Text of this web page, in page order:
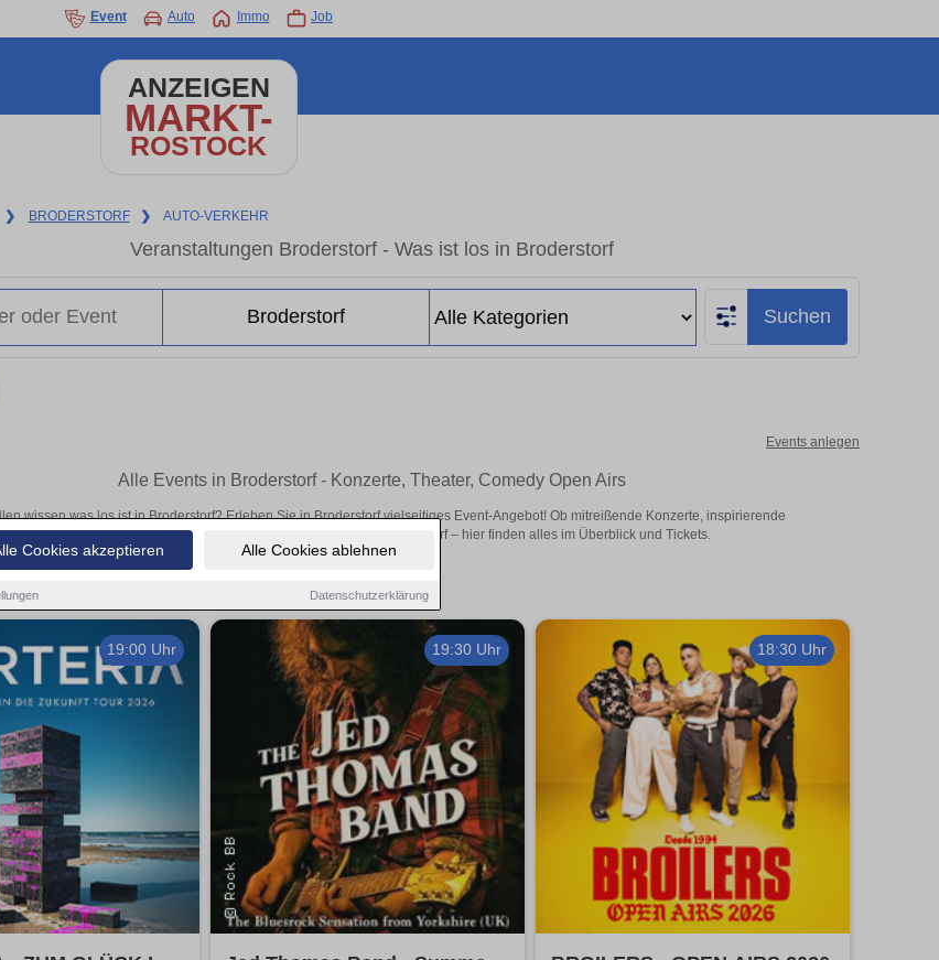
Cookies akzeptieren Alle Cookies ablehnen
Datenschutzerklärung
Event Auto Immo Job
ANZEIGEN
MARKT-
ROSTOCK
❯ BRODERSTORF ❯ AUTO-VERKEHR
Veranstaltungen Broderstorf - Was ist los in Broderstorf
Suchen
Events anlegen
Alle Events in Broderstorf - Konzerte, Theater, Comedy Open Airs
wissen was los ist in Broderstorf? Erleben Sie in Broderstorf vielseitiges Event-Angebot! Ob mitreißende Konzerte, inspirierende
Theateraufführungen oder aufregende Veranstaltungen in Broderstorf – hier finden alles im Überblick und Tickets.
19:00 Uhr 19:30 Uhr 18:30 Uhr